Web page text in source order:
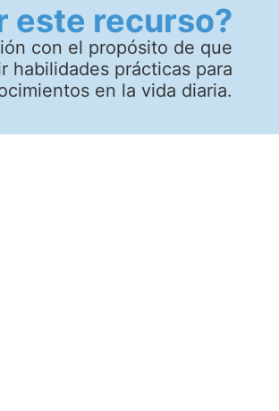
este recurso?
con el propósito de que
habilidades prácticas para
en la vida diaria.